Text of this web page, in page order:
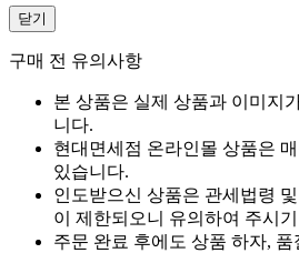
닫기
구매 전 유의사항
본 상품은 실제 상품과 이미지
니다.
현대면세점 온라인몰 상품은
있습니다.
인도받으신 상품은 관세법령
이 제한되오니 유의하여 주시
주문 완료 후에도 상품 하자,